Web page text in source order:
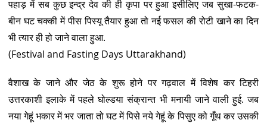
पहाड़ में सब कुछ इन्द्र देव की ही कृपा पर हुआ इसीलिए जब सुखा-फटक-
बीन घट चक्की में पीस पिस्यू तैयार हुआ तो नई फसल की रोटी खाने का दिन
भी त्यार ही हो जाने वाला हुआ.
(Festival and Fasting Days Uttarakhand)
वैशाख के जाने और जेठ के शुरू होने पर गढ़वाल में विशेष कर टिहरी
उत्तरकाशी इलाके में पहले घोल्डया संक्रान्त भी मनायी जाने वाली हुई. जब
नया गेहूं भकार में भर जाता तो घट में पिसे नये गेहूं के पिसुए को गूँथ कर उसकी